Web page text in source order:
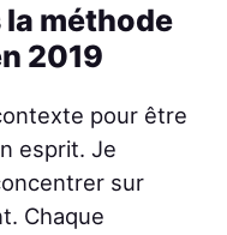
la méthode
2019
pour être
esprit. Je
sur
Chaque